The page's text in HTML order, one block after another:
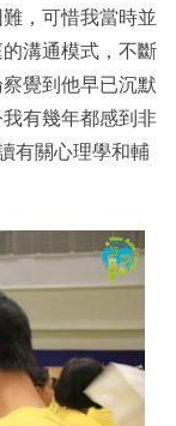
，可惜我當時並
溝通模式，不斷
覺到他早已沉默
有幾年都感到非
有關心理學和輔